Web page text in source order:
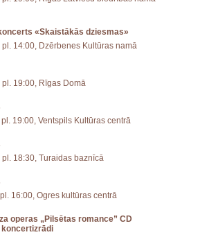
«Skaistākās dziesmas»
14:00, Dzērbenes Kultūras namā
19:00, Rīgas Domā
19:00, Ventspils Kultūras centrā
pl. 18:30, Turaidas baznīcā
16:00, Ogres kultūras centrā
operas „Pilsētas romance” CD